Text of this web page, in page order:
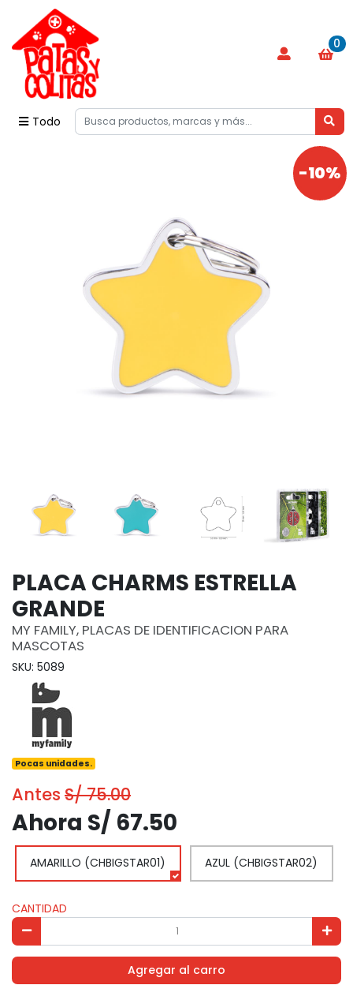
Todo
0
-10%
PLACA CHARMS ESTRELLA
GRANDE
MY FAMILY, PLACAS DE IDENTIFICACION PARA
MASCOTAS
SKU: 5089
Pocas unidades.
Antes S/ 75.00
Ahora S/ 67.50
AMARILLO (CHBIGSTAR01) AZUL (CHBIGSTAR02)
CANTIDAD
Agregar al carro